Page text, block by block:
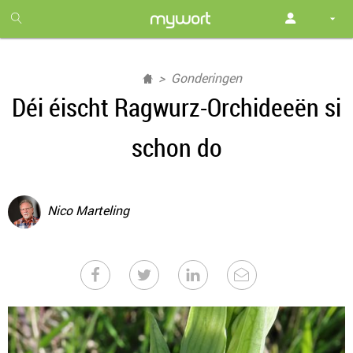
month
free
Gonderingen
Déi éischt Ragwurz-Orchideeën si
schon do
Nico Marteling